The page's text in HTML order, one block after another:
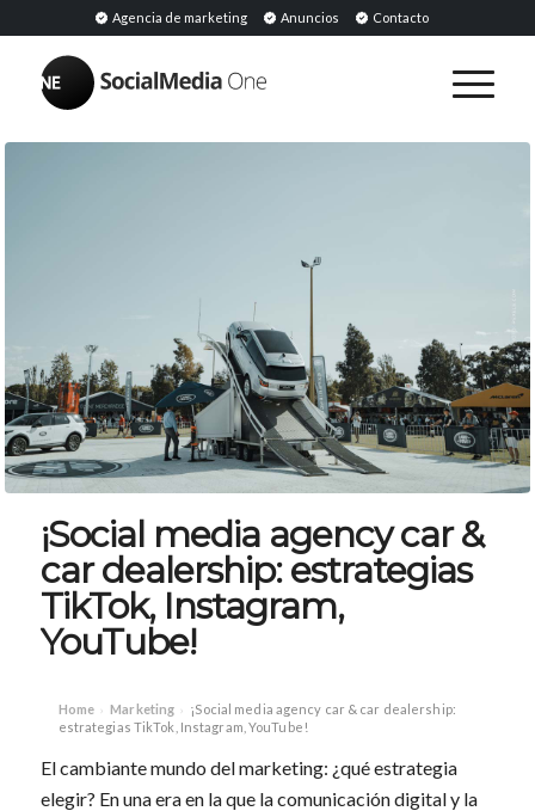
Agencia de marketing Anuncios Contacto
¡Social media agency car &
car dealership: estrategias
TikTok, Instagram,
YouTube!
Home › Marketing › ¡Social media agency car & car dealership:
estrategias TikTok, Instagram, YouTube!
El cambiante mundo del marketing: ¿qué estrategia
elegir? En una era en la que la comunicación digital y la